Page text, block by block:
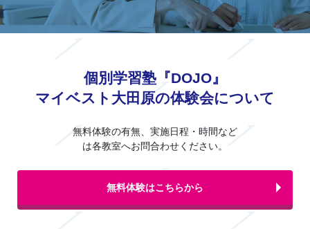
個別学習塾『DOJO』
マイベスト大田原の体験会について
無料体験の有無、実施日程・時間など
は各教室へお問合わせください。
無料体験はこちらから